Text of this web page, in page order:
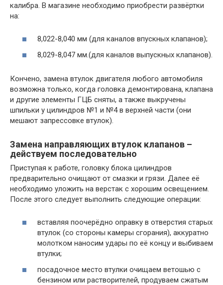
калибра. В магазине необходимо приобрести развёртки
на:
8,022-8,040 мм (для каналов впускных клапанов);
8,029-8,047 мм.(для каналов выпускных клапанов).
Кончено, замена втулок двигателя любого автомобиля
возможна только, когда головка демонтирована, клапана
и другие элементы ГЦБ сняты, а также выкручены
шпильки у цилиндров №1 и №4 в верхней части (они
мешают запрессовке втулок).
Замена направляющих втулок клапанов –
действуем последовательно
Приступая к работе, головку блока цилиндров
предварительно очищают от смазки и грязи. Далее её
необходимо уложить на верстак с хорошим освещением.
После этого следует выполнить следующие операции:
вставляя поочерёдно оправку в отверстия старых
втулок (со стороны камеры сгорания), аккуратно
молотком наносим удары по её концу и выбиваем
втулки;
посадочное место втулки очищаем ветошью с
бензином или растворителей, продуваем сжатым